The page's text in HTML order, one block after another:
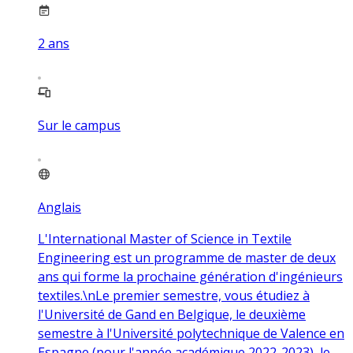
2 ans
Sur le campus
Anglais
L'International Master of Science in Textile
Engineering est un programme de master de deux
ans qui forme la prochaine génération d'ingénieurs
textiles.\nLe premier semestre, vous étudiez à
l'Université de Gand en Belgique, le deuxième
semestre à l'Université polytechnique de Valence en